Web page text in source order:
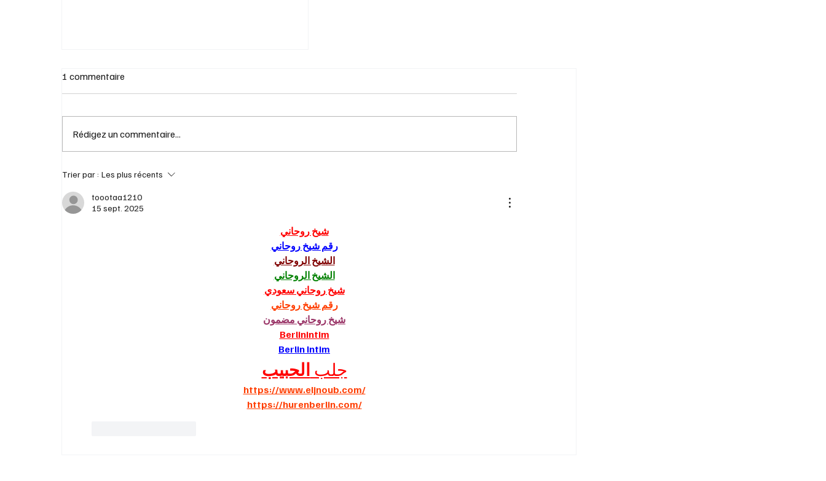
Orthographe britannique: les Canadiens
1 commentaire
Rédigez un commentaire...
Trier par : Les plus récents
toootaa1210
15 sept. 2025
شيخ روحاني
رقم شيخ روحاني
الشيخ الروحاني
الشيخ الروحاني
شيخ روحاني سعودي
رقم شيخ روحاني
شيخ روحاني مضمون
Berlinintim
Berlin Intim
جلب الحبيب
https://www.eljnoub.com/
https://hurenberlin.com/